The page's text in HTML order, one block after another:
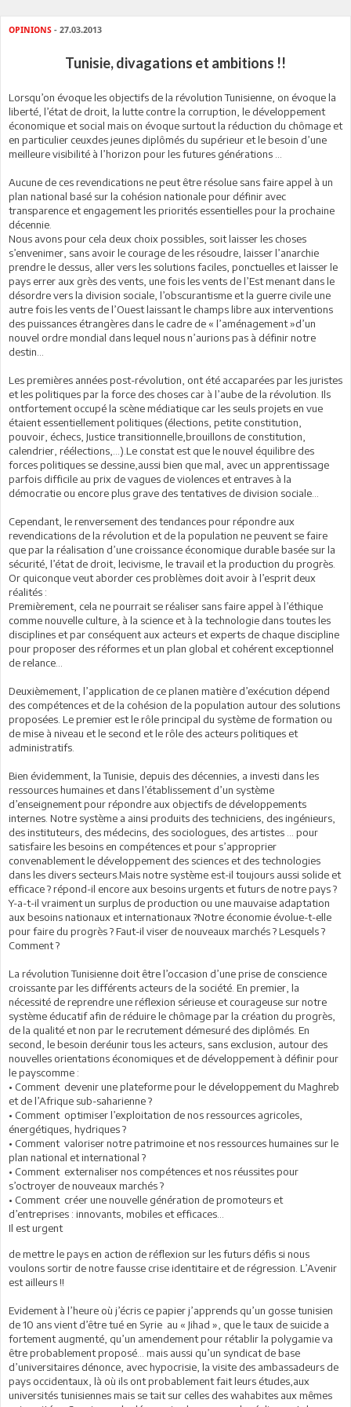
OPINIONS - 27.03.2013
Tunisie, divagations et ambitions !!
L orsqu’on évoque les objectifs de la révolution Tunisienne, on évoque la
liberté, l’état de droit, la lutte contre la corruption, le développement
économique et social mais on évoque surtout la réduction du chômage et
en particulier ceuxdes jeunes diplômés du supérieur et le besoin d’une
meilleure visibilité à l’horizon pour les futures générations …
Aucune de ces revendications ne peut être résolue sans faire appel à un
plan national basé sur la cohésion nationale pour définir avec
transparence et engagement les priorités essentielles pour la prochaine
décennie.
Nous avons pour cela deux choix possibles, soit laisser les choses
s’envenimer, sans avoir le courage de les résoudre, laisser l’anarchie
prendre le dessus, aller vers les solutions faciles, ponctuelles et laisser le
pays errer aux grès des vents, une fois les vents de l’Est menant dans le
désordre vers la division sociale, l’obscurantisme et la guerre civile une
autre fois les vents de l’Ouest laissant le champs libre aux interventions
des puissances étrangères dans le cadre de « l’aménagement »d’un
nouvel ordre mondial dans lequel nous n’aurions pas à définir notre
destin…
Les premières années post-révolution, ont été accaparées par les juristes
et les politiques par la force des choses car à l’aube de la révolution. Ils
ontfortement occupé la scène médiatique car les seuls projets en vue
étaient essentiellement politiques (élections, petite constitution,
pouvoir, échecs, Justice transitionnelle,brouillons de constitution,
calendrier, réélections,…).Le constat est que le nouvel équilibre des
forces politiques se dessine,aussi bien que mal, avec un apprentissage
parfois difficile au prix de vagues de violences et entraves à la
démocratie ou encore plus grave des tentatives de division sociale…
Cependant, le renversement des tendances pour répondre aux
revendications de la révolution et de la population ne peuvent se faire
que par la réalisation d’une croissance économique durable basée sur la
sécurité, l’état de droit, lecivisme, le travail et la production du progrès.
Or quiconque veut aborder ces problèmes doit avoir à l’esprit deux
réalités :
Premièrement, cela ne pourrait se réaliser sans faire appel à l’éthique
comme nouvelle culture, à la science et à la technologie dans toutes les
disciplines et par conséquent aux acteurs et experts de chaque discipline
pour proposer des réformes et un plan global et cohérent exceptionnel
de relance…
Deuxièmement, l’application de ce planen matière d’exécution dépend
des compétences et de la cohésion de la population autour des solutions
proposées. Le premier est le rôle principal du système de formation ou
de mise à niveau et le second et le rôle des acteurs politiques et
administratifs.
Bien évidemment, la Tunisie, depuis des décennies, a investi dans les
ressources humaines et dans l’établissement d’un système
d’enseignement pour répondre aux objectifs de développements
internes. Notre système a ainsi produits des techniciens, des ingénieurs,
des instituteurs, des médecins, des sociologues, des artistes … pour
satisfaire les besoins en compétences et pour s’approprier
convenablement le développement des sciences et des technologies
dans les divers secteurs.Mais notre système est-il toujours aussi solide et
efficace ? répond-il encore aux besoins urgents et futurs de notre pays ?
Y-a-t-il vraiment un surplus de production ou une mauvaise adaptation
aux besoins nationaux et internationaux ?Notre économie évolue-t-elle
pour faire du progrès ? Faut-il viser de nouveaux marchés ? Lesquels ?
Comment ?
La révolution Tunisienne doit être l’occasion d’une prise de conscience
croissante par les différents acteurs de la société. En premier, la
nécessité de reprendre une réflexion sérieuse et courageuse sur notre
système éducatif afin de réduire le chômage par la création du progrès,
de la qualité et non par le recrutement démesuré des diplômés. En
second, le besoin deréunir tous les acteurs, sans exclusion, autour des
nouvelles orientations économiques et de développement à définir pour
le payscomme :
• Comment devenir une plateforme pour le développement du Maghreb
et de l’Afrique sub-saharienne ?
• Comment optimiser l’exploitation de nos ressources agricoles,
énergétiques, hydriques ?
• Comment valoriser notre patrimoine et nos ressources humaines sur le
plan national et international ?
• Comment externaliser nos compétences et nos réussites pour
s’octroyer de nouveaux marchés ?
• Comment créer une nouvelle génération de promoteurs et
d’entreprises : innovants, mobiles et efficaces…
Il est urgent
de mettre le pays en action de réflexion sur les futurs défis si nous
voulons sortir de notre fausse crise identitaire et de régression. L’Avenir
est ailleurs !!
Evidement à l’heure où j’écris ce papier j’apprends qu’un gosse tunisien
de 10 ans vient d’être tué en Syrie au « Jihad », que le taux de suicide a
fortement augmenté, qu’un amendement pour rétablir la polygamie va
être probablement proposé… mais aussi qu’un syndicat de base
d’universitaires dénonce, avec hypocrisie, la visite des ambassadeurs de
pays occidentaux, là où ils ont probablement fait leurs études,aux
universités tunisiennes mais se tait sur celles des wahabites aux mêmes